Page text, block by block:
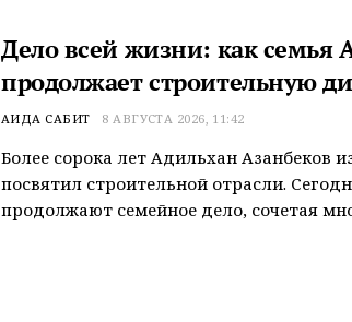
Дело всей жизни: как семья
продолжает строительную
АИДА САБИТ 8 АВГУСТА 2026, 11:42
Более сорока лет Адильхан Азанбеков
посвятил строительной отрасли.
продолжают семейное дело, сочетая